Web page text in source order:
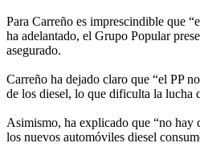
Para Carreño es imprescindible que
ha adelantado, el Grupo Popular
asegurado.
Carreño ha dejado claro que “el PP
de los diesel, lo que dificulta la lucha
Asimismo, ha explicado que “no hay
los nuevos automóviles diesel